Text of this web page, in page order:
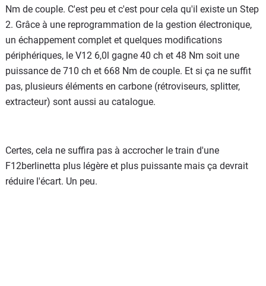
Nm de couple. C'est peu et c'est pour cela qu'il existe un Step
2. Grâce à une reprogrammation de la gestion électronique,
un échappement complet et quelques modifications
périphériques, le V12 6,0l gagne 40 ch et 48 Nm soit une
puissance de 710 ch et 668 Nm de couple. Et si ça ne suffit
pas, plusieurs éléments en carbone (rétroviseurs, splitter,
extracteur) sont aussi au catalogue.
Certes, cela ne suffira pas à accrocher le train d'une
F12berlinetta plus légère et plus puissante mais ça devrait
réduire l'écart. Un peu.